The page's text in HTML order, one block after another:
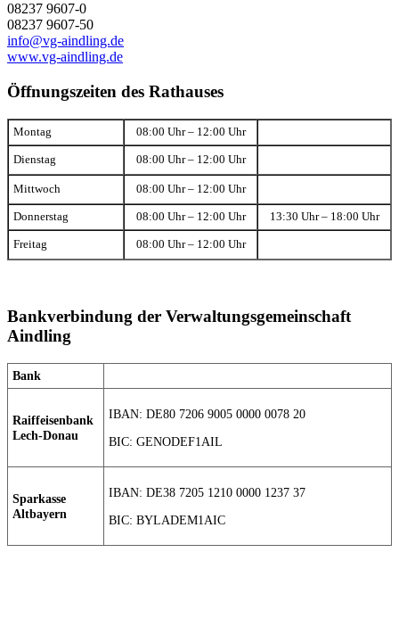
08237 9607-0
08237 9607-50
info@vg-aindling.de
www.vg-aindling.de
Öffnungszeiten des Rathauses
Montag 08:00 Uhr – 12:00 Uhr
Dienstag 08:00 Uhr – 12:00 Uhr
Mittwoch 08:00 Uhr – 12:00 Uhr
Donnerstag 08:00 Uhr – 12:00 Uhr 13:30 Uhr – 18:00 Uhr
Freitag 08:00 Uhr – 12:00 Uhr
Bankverbindung der Verwaltungsgemeinschaft
Aindling
Bank
Raiffeisenbank
Lech-Donau
IBAN: DE80 7206 9005 0000 0078 20
BIC: GENODEF1AIL
Sparkasse
Altbayern
IBAN: DE38 7205 1210 0000 1237 37
BIC: BYLADEM1AIC